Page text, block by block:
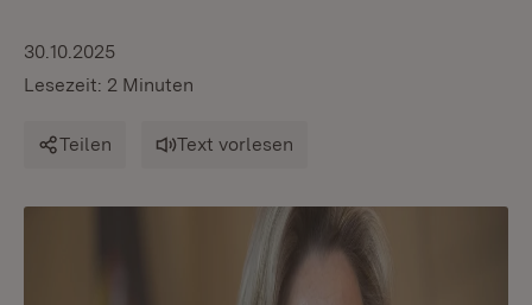
30.10.2025
Lesezeit: 2 Minuten
Teilen Text vorlesen